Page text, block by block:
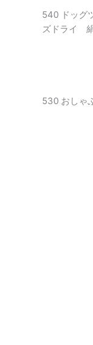
540 ドッグ
ズドライ
530 おしゃ